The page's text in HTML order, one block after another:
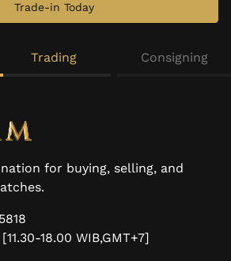
Trade-in Today
Trading Consigning
for buying, selling, and
18.00 WIB,GMT+7]